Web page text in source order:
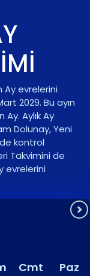
Ay evrelerini
2029. Bu ayın
Ay. Aylık Ay
Dolunay, Yeni
kontrol
Takvimini de
evrelerini
Cmt Paz